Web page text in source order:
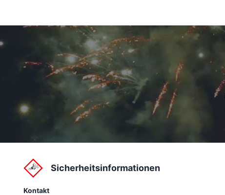
Sicherheitsinformationen
Kontakt